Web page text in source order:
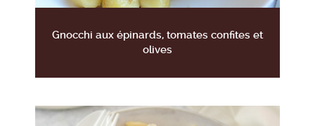
Gnocchi aux épinards, tomates confites et
olives